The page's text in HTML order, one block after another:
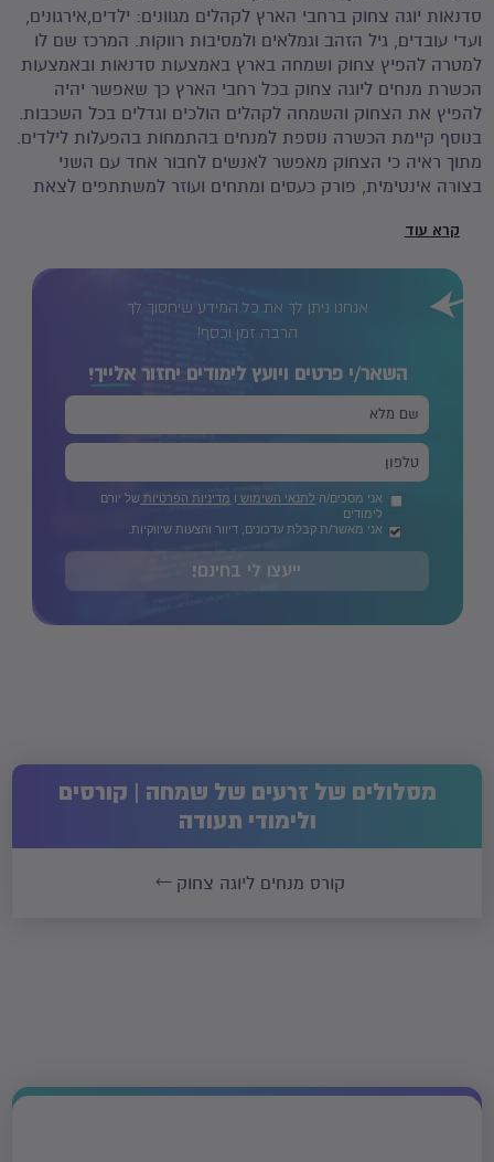
סדנאות יוגה צחוק ברחבי הארץ לקהלים מגוונים: ילדים,אירגונים,
ועדי עובדים, גיל הזהב וגמלאים ולמסיבות רווקות. המרכז שם לו
למטרה להפיץ צחוק ושמחה בארץ באמצעות סדנאות ובאמצעות
הכשרת מנחים ליוגה צחוק בכל רחבי הארץ כך שאפשר יהיה
להפיץ את הצחוק והשמחה לקהלים הולכים וגדלים בכל השכבות.
בנוסף קיימת הכשרה נוספת למנחים בהתמחות בהפעלות לילדים.
מתוך ראיה כי הצחוק מאפשר לאנשים לחבור אחד עם השני
בצורה אינטימית, פורק כעסים ומתחים ועוזר למשתתפים לצאת
מזמינים אתכם להצטרף למשפחת הצחוק שלנו באמצעות סדנה
קרא עוד
אנחנו ניתן לך את כל המידע שיחסוך לך
הרבה זמן וכסף!
השאר/י פרטים ויועץ לימודים יחזוראלייך!
אני מסכים/ה לתנאי השימוש ו מדיניות הפרטיות של יורם
לימודים
אני מאשר/ת קבלת עדכונים, דיוור והצעות שיווקיות.
ייעצו לי בחינם!
מסלולים של זרעים של שמחה | קורסים
ולימודי תעודה
קורס מנחים ליוגה צחוק